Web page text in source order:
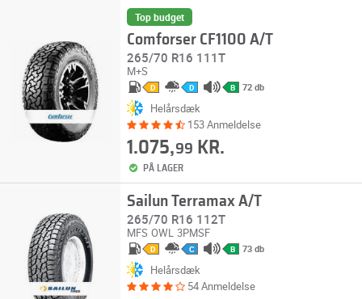
Top budget
Comforser CF1100 A/T
265/70 R16 111T
M+S
D D B 72 db
Helårsdæk
153 Anmeldelse
1.075,99 KR.
PÅ LAGER
Sailun Terramax A/T
265/70 R16 112T
MFS OWL 3PMSF
D C B 73 db
Helårsdæk
54 Anmeldelse